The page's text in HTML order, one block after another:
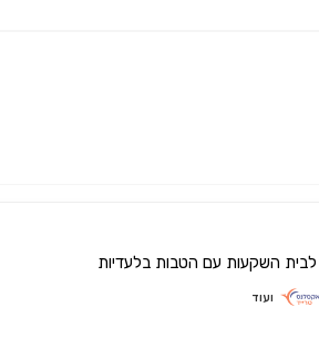
השקעות עם הטבות בלעדיות
ועוד